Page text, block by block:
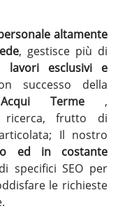
altamente
, gestisce più di
lavori esclusivi e
successo della
Terme ,
ricerca, frutto di
Il nostro
ed in costante
specifici SEO per
le richieste